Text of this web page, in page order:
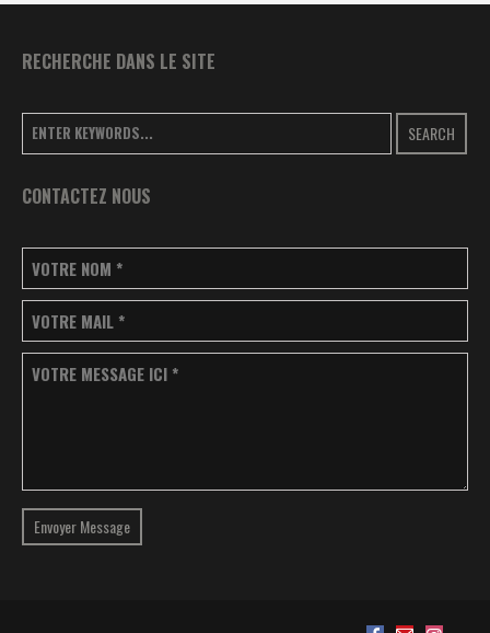
RECHERCHE DANS LE SITE
SEARCH
CONTACTEZ NOUS
VOTRE NOM *
VOTRE MAIL *
VOTRE MESSAGE ICI *
Envoyer Message